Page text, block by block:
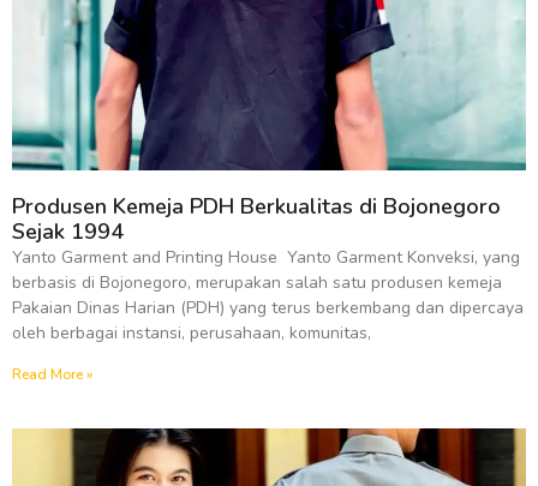
Produsen Kemeja PDH Berkualitas di Bojonegoro
Sejak 1994
Yanto Garment and Printing House Yanto Garment Konveksi, yang
berbasis di Bojonegoro, merupakan salah satu produsen kemeja
Pakaian Dinas Harian (PDH) yang terus berkembang dan dipercaya
oleh berbagai instansi, perusahaan, komunitas,
Read More »